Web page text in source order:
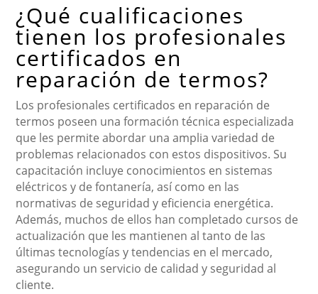
¿Qué cualificaciones
tienen los profesionales
certificados en
reparación de termos?
Los profesionales certificados en reparación de
termos poseen una formación técnica especializada
que les permite abordar una amplia variedad de
problemas relacionados con estos dispositivos. Su
capacitación incluye conocimientos en sistemas
eléctricos y de fontanería, así como en las
normativas de seguridad y eficiencia energética.
Además, muchos de ellos han completado cursos de
actualización que les mantienen al tanto de las
últimas tecnologías y tendencias en el mercado,
asegurando un servicio de calidad y seguridad al
cliente.